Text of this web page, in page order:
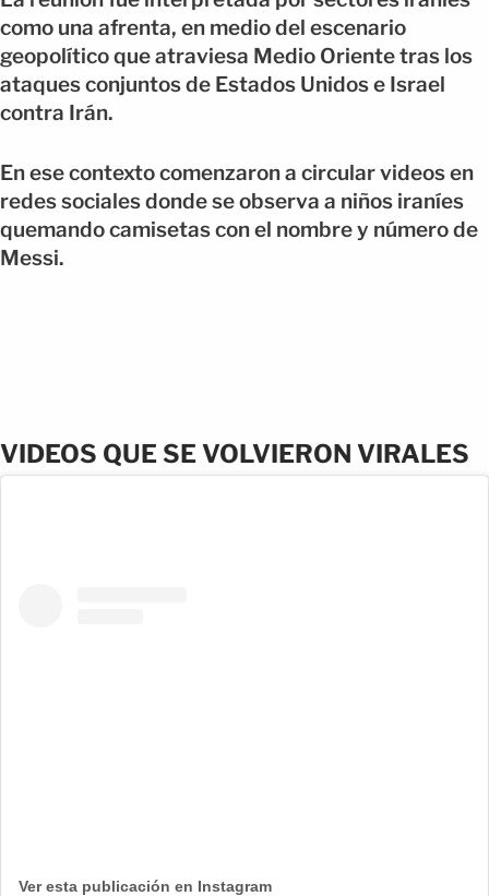
como una afrenta, en medio del escenario
geopolítico que atraviesa Medio Oriente tras los
ataques conjuntos de Estados Unidos e Israel
contra Irán.
En ese contexto comenzaron a circular videos en
redes sociales donde se observa a niños iraníes
quemando camisetas con el nombre y número de
Messi.
VIDEOS QUE SE VOLVIERON VIRALES
Ver esta publicación en Instagram